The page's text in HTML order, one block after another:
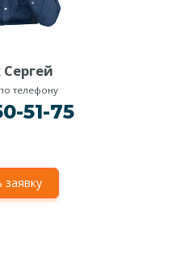
телефону
51-75
заявку